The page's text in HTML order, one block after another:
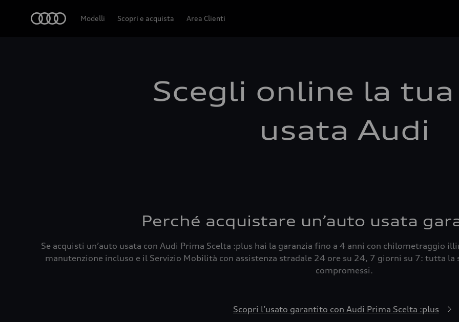
Modelli Scopri e acquista Area Clienti
Scegli online la
usata Audi
Perché acquistare un’auto usata
Se acquisti un’auto usata con Audi Prima Scelta :plus hai la garanzia fino a 4 anni con chilometraggio
manutenzione incluso e il Servizio Mobilità con assistenza stradale 24 ore su 24, 7 giorni su 7: tutta la
compromessi.
Scopri l’usato garantito con Audi Prima Scelta :plus